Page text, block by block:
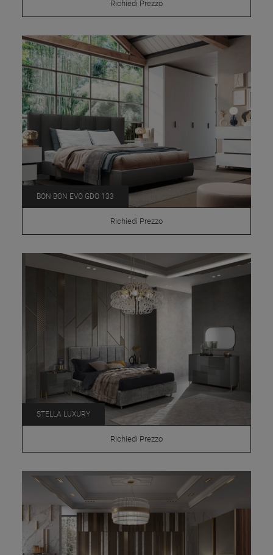
Richiedi Prezzo
BON BON EVO GDO 133
Richiedi Prezzo
STELLA LUXURY
Richiedi Prezzo